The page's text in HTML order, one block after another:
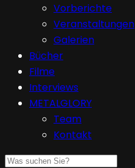
Vorberichte
Veranstaltungen
Galerien
Bücher
Filme
Interviews
METALGLORY
Team
Kontakt